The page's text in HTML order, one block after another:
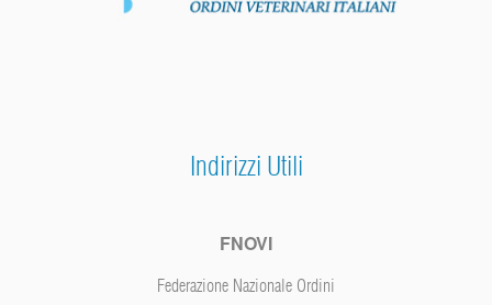
Indirizzi Utili
FNOVI
Federazione Nazionale Ordini